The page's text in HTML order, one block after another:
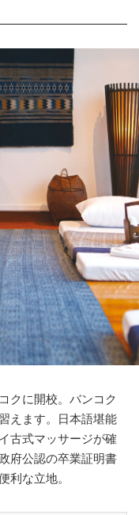
クに開校。バンコク
えます。日本語堪能
古式マッサージが確
府公認の卒業証明書
利な立地。